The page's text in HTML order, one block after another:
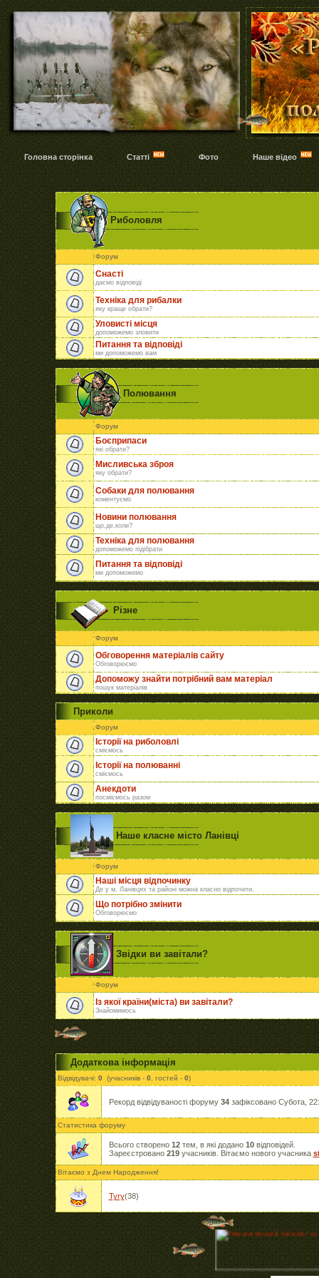
Головна сторінка Статті Фото Наше відео
Риболовля
Форум
Снасті
даємо відповіді
Техніка для рибалки
яку краще обрати?
Уловисті місця
допоможемо зловити
Питання та відповіді
ми допоможемо вам
Полювання
Форум
Боєприпаси
які обрати?
Мисливська зброя
яку обрати?
Собаки для полювання
коментуємо
Новини полювання
що,де,коли?
Техніка для полювання
допоможемо підібрати
Питання та відповіді
ми допоможемо
Різне
Форум
Обговорення матеріалів сайту
Обговорюємо
Допоможу знайти потрібний вам матеріал
пошук матеріалів
Приколи
Форум
Історії на риболовлі
сміємось
Історії на полюванні
сміємось
Анекдоти
посміємось разом
Наше класне місто Ланівці
Форум
Наші місця відпочинку
Де у м. Ланівцях та районі можна класно відпочити.
Що потрібно змінити
Обговорюємо
Звідки ви завітали?
Форум
Із якої країни(міста) ви завітали?
Знайомимось
Додаткова інформація
Відвідувачі: 0 (учасників - 0 , гостей - 0)
Рекорд відвідуваності форуму 34зафіксовано Субота,
Статистика форуму
Всього створено 12тем, в які додано 10відповідей.
Зареєстровано 219учасників. Вітаємо нового учасника
Вітаємо з Днем Народження!
Tyry(38)